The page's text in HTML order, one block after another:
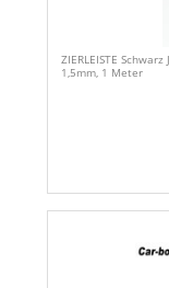
ZIERLEISTE
1,5mm, 1 Meter